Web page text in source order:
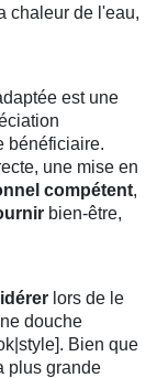
chaleur de l'eau,
est une
bénéficiaire.
une mise en
compétent,
bien-être,
lors de le
douche
Bien que
plus grande